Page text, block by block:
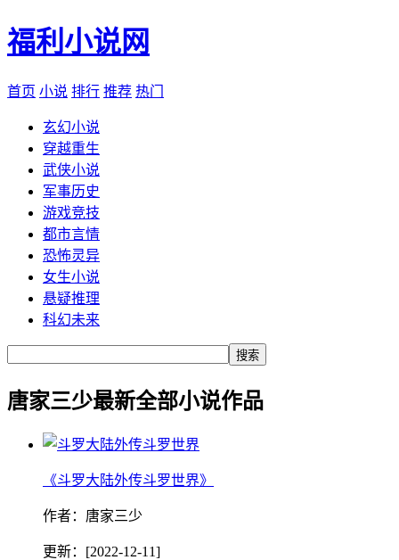
福利小说网
首页 小说 排行 推荐 热门
玄幻小说
穿越重生
武侠小说
军事历史
游戏竞技
都市言情
恐怖灵异
女生小说
悬疑推理
科幻未来
唐家三少最新全部小说作品
《斗罗大陆外传斗罗世界》
作者：唐家三少
更新：[2022-12-11]